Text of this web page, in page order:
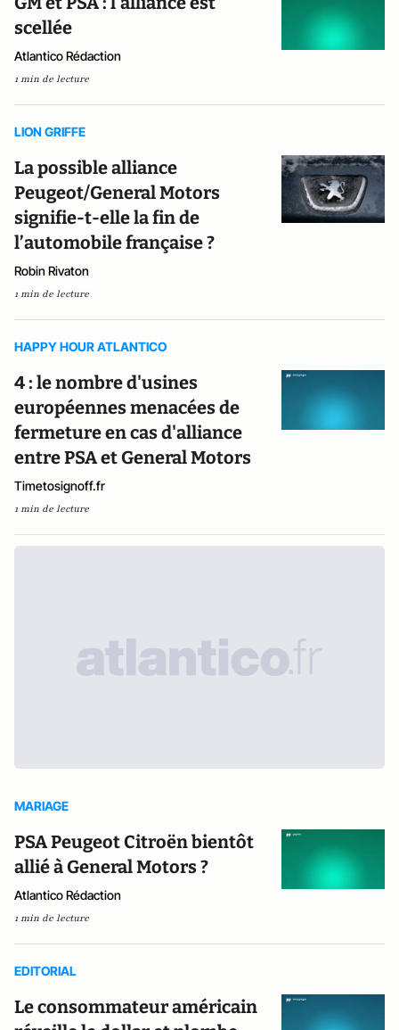
scellée
Atlantico Rédaction
1 min de lecture
LION GRIFFE
La possible alliance
Peugeot/General Motors
signifie-t-elle la fin de
l’automobile française ?
Robin Rivaton
1 min de lecture
HAPPY HOUR ATLANTICO
4 : le nombre d'usines
européennes menacées de
fermeture en cas d'alliance
entre PSA et General Motors
Timetosignoff.fr
1 min de lecture
MARIAGE
PSA Peugeot Citroën bientôt
allié à General Motors ?
Atlantico Rédaction
1 min de lecture
EDITORIAL
Le consommateur américain